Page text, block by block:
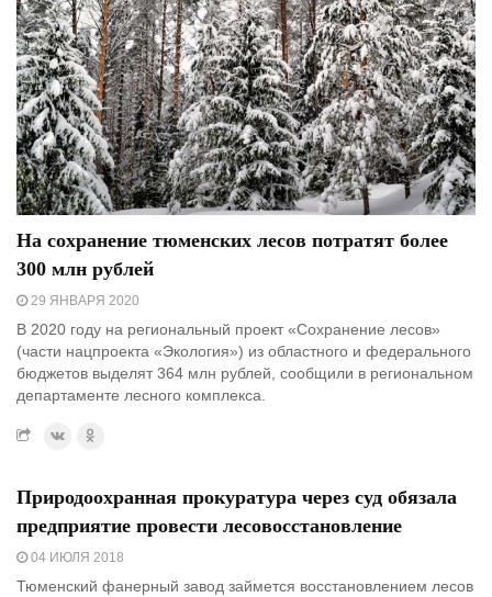
На сохранение тюменских лесов потратят более
300 млн рублей
29 ЯНВАРЯ 2020
В 2020 году на региональный проект «Сохранение лесов»
(части нацпроекта «Экология») из областного и федерального
бюджетов выделят 364 млн рублей, сообщили в региональном
департаменте лесного комплекса.
Природоохранная прокуратура через суд обязала
предприятие провести лесовосстановление
04 ИЮЛЯ 2018
Тюменский фанерный завод займется восстановлением лесов